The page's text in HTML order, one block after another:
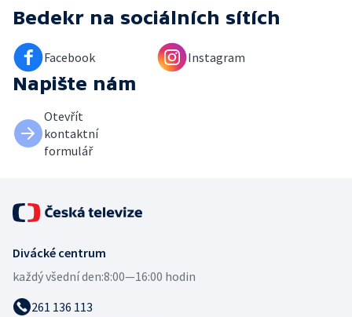
Bedekr na sociálních sítích
Facebook Instagram
Napište nám
Otevřít
kontaktní
formulář
Divácké centrum
každý všední den:8:00—16:00 hodin
261 136 113